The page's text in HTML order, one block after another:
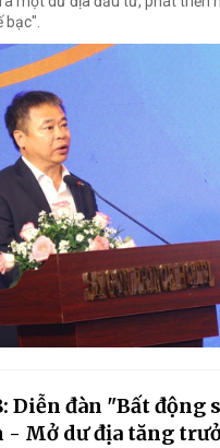
Diễn đàn "Bất động
- Mở dư địa tăng